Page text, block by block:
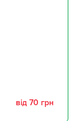
від 70 грн